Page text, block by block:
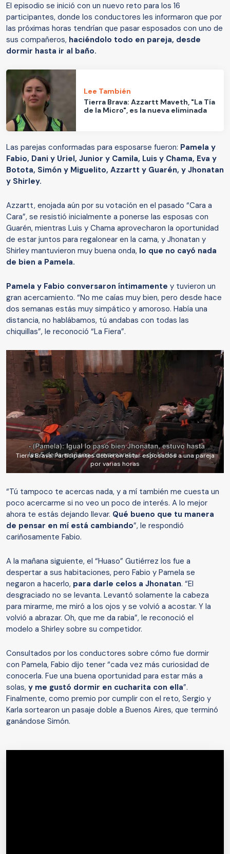
El episodio se inició con un nuevo reto para los 16
participantes, donde los conductores les informaron que por
las próximas horas tendrían que pasar esposados con uno de
sus compañeros, haciéndolo todo en pareja, desde
dormir hasta ir al baño.
Lee También
Tierra Brava: Azzartt Maveth, "La Tía
de la Micro", es la nueva eliminada
Las parejas conformadas para esposarse fueron: Pamela y
Fabio, Dani y Uriel, Junior y Camila, Luis y Chama, Eva y
Botota, Simón y Miguelito, Azzartt y Guarén, y Jhonatan
y Shirley.
Azzartt, enojada aún por su votación en el pasado “Cara a
Cara”, se resistió inicialmente a ponerse las esposas con
Guarén, mientras Luis y Chama aprovecharon la oportunidad
de estar juntos para regalonear en la cama, y Jhonatan y
Shirley mantuvieron muy buena onda, lo que no cayó nada
de bien a Pamela.
Pamela y Fabio conversaron íntimamente y tuvieron un
gran acercamiento. “No me caías muy bien, pero desde hace
dos semanas estás muy simpático y amoroso. Había una
distancia, no hablábamos, tú andabas con todas las
chiquillas”, le reconoció “La Fiera”.
Tierra Brava: Participantes debieron estar esposados a una pareja
por varias horas
“Tú tampoco te acercas nada, y a mí también me cuesta un
poco acercarme si no veo un poco de interés. A lo mejor
ahora te estás dejando llevar. Qué bueno que tu manera
de pensar en mí está cambiando”, le respondió
cariñosamente Fabio.
A la mañana siguiente, el “Huaso” Gutiérrez los fue a
despertar a sus habitaciones, pero Fabio y Pamela se
negaron a hacerlo, para darle celos a Jhonatan. “El
desgraciado no se levanta. Levantó solamente la cabeza
para mirarme, me miró a los ojos y se volvió a acostar. Y la
volvió a abrazar. Oh, que me da rabia”, le reconoció el
modelo a Shirley sobre su competidor.
Consultados por los conductores sobre cómo fue dormir
con Pamela, Fabio dijo tener “cada vez más curiosidad de
conocerla. Fue una buena oportunidad para estar más a
solas, y me gustó dormir en cucharita con ella”.
Finalmente, como premio por cumplir con el reto, Sergio y
Karla sortearon un pasaje doble a Buenos Aires, que terminó
ganándose Simón.